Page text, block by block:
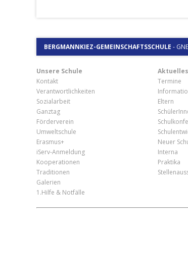
BERGMANNKIEZ-GEMEINSCHAFTSSCHULE -
Unsere Schule
Kontakt
Verantwortlichkeiten
Sozialarbeit
Ganztag
Förderverein
Umweltschule
Erasmus+
iServ-Anmeldung
Kooperationen
Traditionen
Galerien
1.Hilfe & Notfälle
Aktuelles
Termine
Eltern
Neuer
Interna
Praktika